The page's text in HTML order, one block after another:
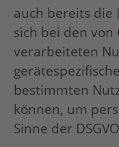
auch bereits die
sich bei den von
verarbeiteten
bestimmten
können, um
Sinne der